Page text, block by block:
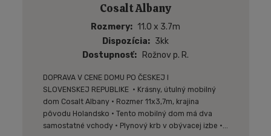
Cosalt Albany
Rozmery
11.0 x 3.7m
Dispozícia
3kk
Dostupnosť
Rožnov p. R.
DOPRAVA V CENE DOMU PO ČESKEJ I
SLOVENSKEJ REPUBLIKE • Krásny, útulný mobilný
dom Cosalt Albany • Rozmer 11x3,7m, krajina
pôvodu Holandsko • Tento mobilný dom má dva
samostatné vchody • Plynový krb v obývacej izbe •...